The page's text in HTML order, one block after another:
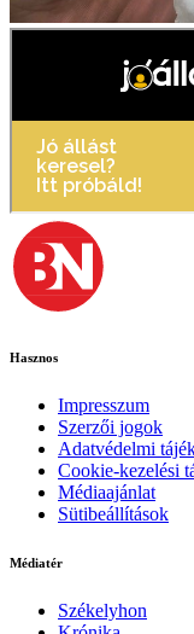
Hasznos
Impresszum
Szerzői jogok
Adatvédelmi
Cookie-kezelési
Médiaajánlat
Sütibeállítások
Médiatér
Székelyhon